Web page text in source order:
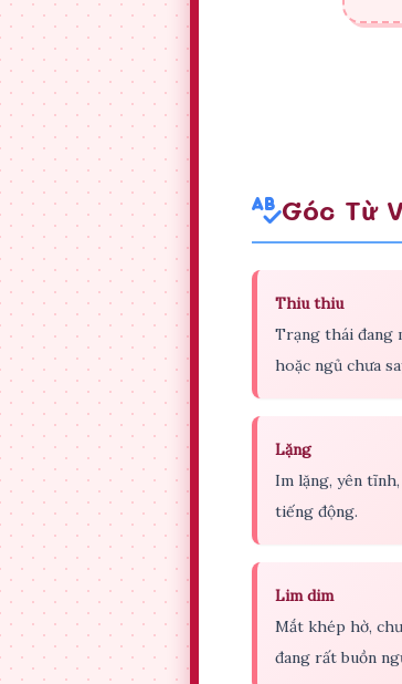
Góc Từ
Thiu thiu
Trạng thái đang
hoặc ngủ chưa
Lặng
Im lặng, yên
tiếng động.
Lim dim
Mắt khép hờ,
đang rất buồn